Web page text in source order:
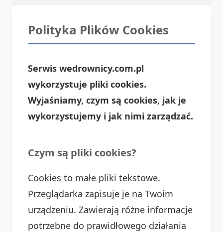
Polityka Plików Cookies
Serwis wedrownicy.com.pl
wykorzystuje pliki cookies.
Wyjaśniamy, czym są cookies, jak je
wykorzystujemy i jak nimi zarządzać.
Czym są pliki cookies?
Cookies to małe pliki tekstowe.
Przeglądarka zapisuje je na Twoim
urządzeniu. Zawierają różne informacje
potrzebne do prawidłowego działania